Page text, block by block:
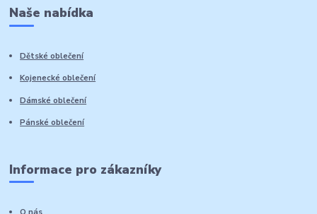
Naše nabídka
Dětské oblečení
Kojenecké oblečení
Dámské oblečení
Pánské oblečení
Informace pro zákazníky